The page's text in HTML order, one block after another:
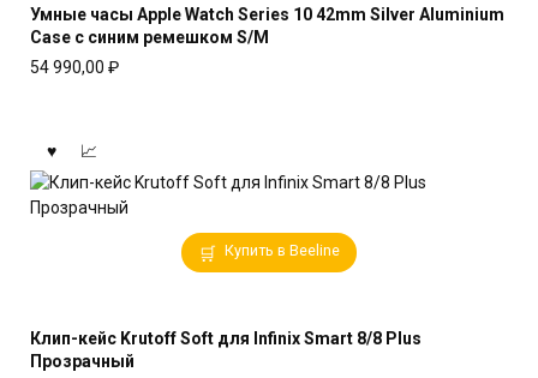
Умные часы Apple Watch Series 10 42mm Silver Aluminium
Case с синим ремешком S/M
54 990,00 ₽
Купить в Beeline
Клип-кейс Krutoff Soft для Infinix Smart 8/8 Plus
Прозрачный